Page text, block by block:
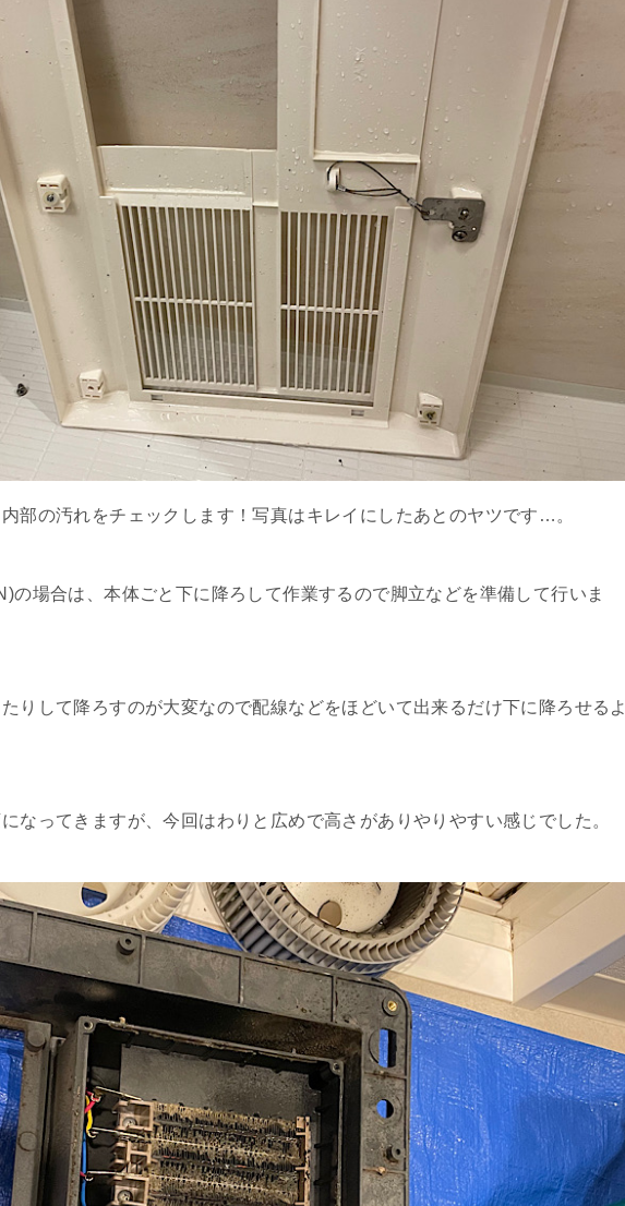
部の汚れをチェックします！写真はキレイにしたあとのヤツです…。
の場合は、本体ごと下に降ろして作業するので脚立などを準備して行いま
りして降ろすのが大変なので配線などをほどいて出来るだけ下に降ろせるよ
なってきますが、今回はわりと広めで高さがありやりやすい感じでした。